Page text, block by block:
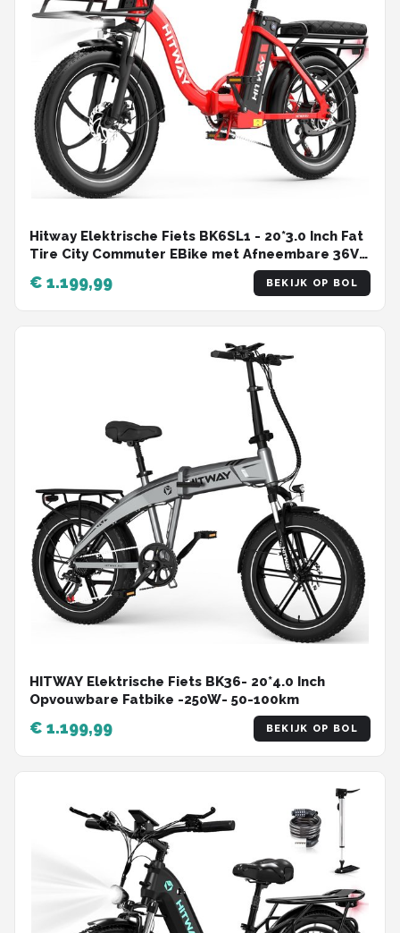
Hitway Elektrische Fiets BK6SL1 - 20*3.0 Inch Fat
Tire City Commuter EBike met Afneembare 36V
15.6 Ah Lithium Batterij - Opvouwbaar Mountain
E-Bike met 250W Motor - APP Bediening - 7
Versnellingen - IP54 Waterdicht
€ 1.199,99 BEKIJK OP BOL
HITWAY Elektrische Fiets BK36- 20*4.0 Inch
Opvouwbare Fatbike -250W- 50-100km
€ 1.199,99 BEKIJK OP BOL